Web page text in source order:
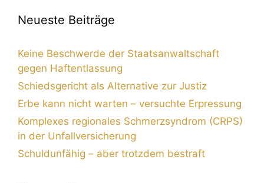
Neueste Beiträge
Keine Beschwerde der Staatsanwaltschaft
gegen Haftentlassung
Schiedsgericht als Alternative zur Justiz
Erbe kann nicht warten – versuchte Erpressung
Komplexes regionales Schmerzsyndrom (CRPS)
in der Unfallversicherung
Schuldunfähig – aber trotzdem bestraft